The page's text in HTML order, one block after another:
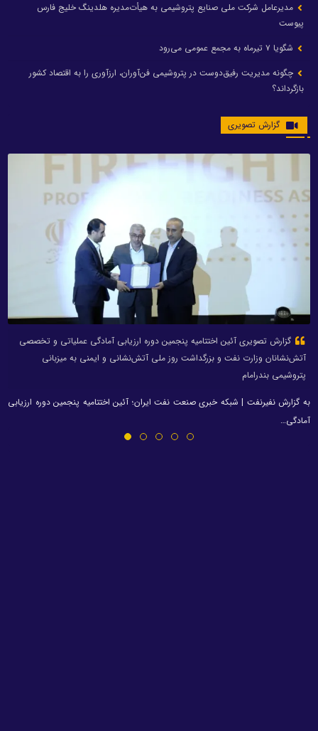
مدیرعامل شرکت ملی صنایع پتروشیمی به هیأت‌مدیره هلدینگ خلیج فارس
پیوست
شگویا ۷ تیرماه به مجمع عمومی می‌رود
چگونه مدیریت رفیق‌دوست در پتروشیمی فن‌آوران، ارزآوری را به اقتصاد کشور
بازگرداند؟
گزارش تصویری
گزارش تصویری آئین اختتامیه پنجمین دوره ارزیابی آمادگی عملیاتی و تخصصی
آتش‌نشانان وزارت نفت و بزرگداشت روز ملی آتش‌نشانی و ایمنی به میزبانی
پتروشیمی بندرامام
به گزارش نفیرنفت | شبکه خبری صنعت نفت ایران؛ آئین اختتامیه پنجمین دوره ارزیابی
آمادگی…